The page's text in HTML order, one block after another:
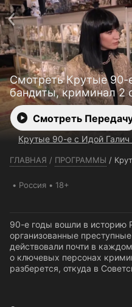
Смотреть Крутые 90-
бандиты, криминал 2
Смотреть
Крутые 90-е с Идой Галич
ГЛАВНАЯ / ПРОГРАММЫ /
Россия 18+
90-е годы вошли в историю
организованные
действовали почти в
о ключевых персонах
разберется, откуда в
Телефон поддержки: +7 (727) 323 10 92
Пользовательское
Политика
Ввести промокод